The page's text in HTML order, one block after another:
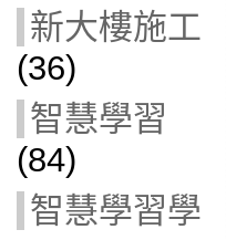
新大樓施工
(36)
智慧學習
(84)
智慧學習學